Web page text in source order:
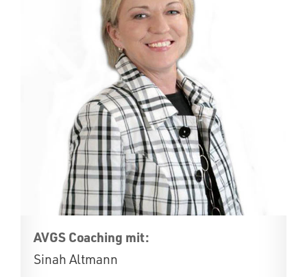
AVGS Coaching mit:
Sinah Altmann